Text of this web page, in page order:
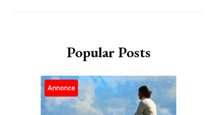
Popular Posts
Annonce